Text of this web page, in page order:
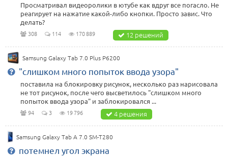
Просматривал видеоролики в ютубе как вдруг все погасло. Не
реагирует на нажатие какой-либо кнопки. Просто завис. Что
делать?
308 114 170 889 12 решений
Samsung Galaxy Tab 7.0 Plus P6200
"слишком много попыток ввода узора"
поставила на блокировку рисунок, несколько раз нарисовала
не тот рисунок, после чего высветилось "слишком много
попыток ввода узора" и заблокировался ...
94 3 19 796 4 решения
Samsung Galaxy Tab A 7.0 SM-T280
потемнел угол экрана